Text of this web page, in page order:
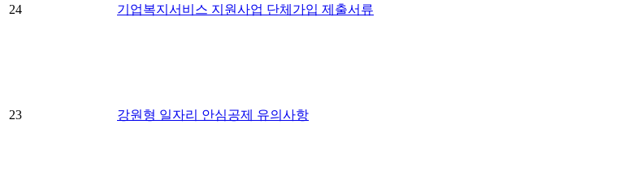
24 기업복지서비스 지원사업 단체가입 제출서류
23 강원형 일자리 안심공제 유의사항